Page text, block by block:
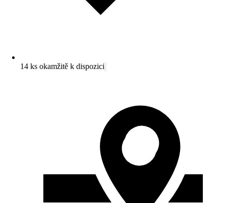
14 ks okamžitě k dispozici